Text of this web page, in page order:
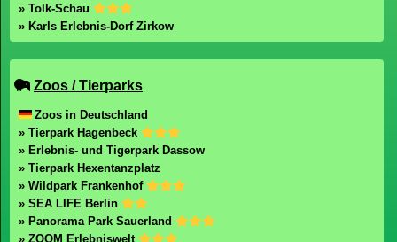
» Tolk-Schau
» Karls Erlebnis-Dorf Zirkow
Zoos / Tierparks
Zoos in Deutschland
» Tierpark Hagenbeck
» Erlebnis- und Tigerpark Dassow
» Tierpark Hexentanzplatz
» Wildpark Frankenhof
» SEA LIFE Berlin
» Panorama Park Sauerland
» ZOOM Erlebniswelt